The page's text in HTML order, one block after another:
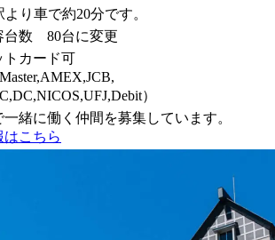
より車で約20分です。
数 80台に変更
トカード可
）
緒に働く仲間を募集しています。
はこちら